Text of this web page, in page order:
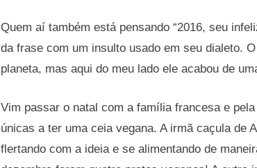
Quem aí também está pensando “2016, seu
da frase com um insulto usado em seu dialeto.
planeta, mas aqui do meu lado ele acabou de
Vim passar o natal com a família francesa e
únicas a ter uma ceia vegana. A irmã caçula de
flertando com a ideia e se alimentando de